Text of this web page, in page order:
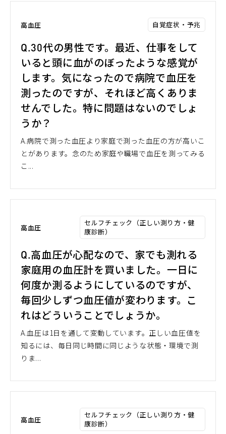
高血圧 自覚症状・予兆
Q.30代の男性です。最近、仕事をして
いると頭に血がのぼったような感覚が
します。気になったので病院で血圧を
測ったのですが、それほど高くありま
せんでした。特に問題はないのでしょ
うか？
A.病院で測った血圧より家庭で測った血圧の方が高いこ
とがあります。念のため家庭や職場で血圧を測ってみる
こ...
高血圧
セルフチェック（正しい測り方・健
康診断）
Q.高血圧が心配なので、家でも測れる
家庭用の血圧計を買いました。一日に
何度か測るようにしているのですが、
毎回少しずつ血圧値が変わります。こ
れはどういうことでしょうか。
A.血圧は1日を通して変動しています。正しい血圧値を
知るには、毎日同じ時間に同じような状態・環境で測
りま...
高血圧
セルフチェック（正しい測り方・健
康診断）